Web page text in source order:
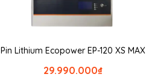
Pin Lithium Ecopower EP-120 XS MAX
₫
29.990.000